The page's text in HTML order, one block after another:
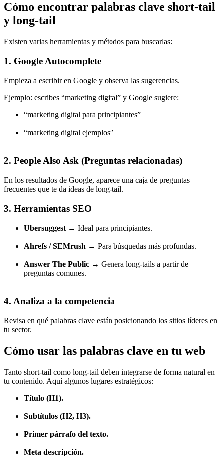
Cómo encontrar palabras clave short-tail
y long-tail
Existen varias herramientas y métodos para buscarlas:
1. Google Autocomplete
Empieza a escribir en Google y observa las sugerencias.
Ejemplo: escribes “marketing digital” y Google sugiere:
“marketing digital para principiantes”
“marketing digital ejemplos”
2. People Also Ask (Preguntas relacionadas)
En los resultados de Google, aparece una caja de preguntas
frecuentes que te da ideas de long-tail.
3. Herramientas SEO
Ubersuggest → Ideal para principiantes.
Ahrefs / SEMrush → Para búsquedas más profundas.
Answer The Public → Genera long-tails a partir de
preguntas comunes.
4. Analiza a la competencia
Revisa en qué palabras clave están posicionando los sitios líderes en
tu sector.
Cómo usar las palabras clave en tu web
Tanto short-tail como long-tail deben integrarse de forma natural en
tu contenido. Aquí algunos lugares estratégicos:
Título (H1).
Subtítulos (H2, H3).
Primer párrafo del texto.
Meta descripción.